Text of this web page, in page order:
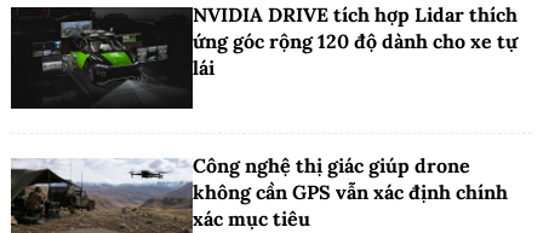
NVIDIA DRIVE tích hợp Lidar thích
ứng góc rộng 120 độ dành cho xe tự
lái
Công nghệ thị giác giúp drone
không cần GPS vẫn xác định chính
xác mục tiêu